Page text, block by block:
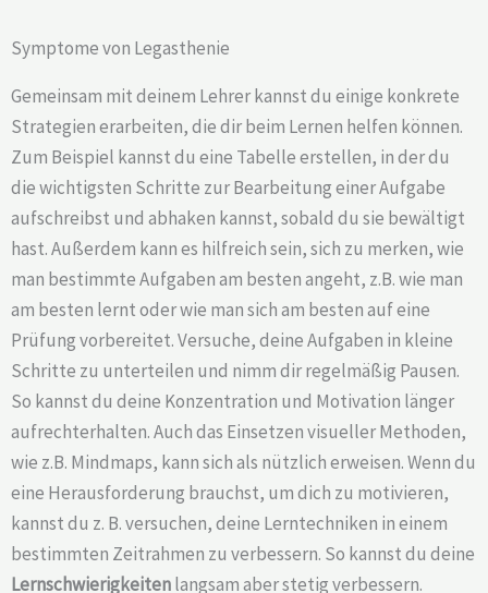
Symptome von Legasthenie
Gemeinsam mit deinem Lehrer kannst du einige konkrete
Strategien erarbeiten, die dir beim Lernen helfen können.
Zum Beispiel kannst du eine Tabelle erstellen, in der du
die wichtigsten Schritte zur Bearbeitung einer Aufgabe
aufschreibst und abhaken kannst, sobald du sie bewältigt
hast. Außerdem kann es hilfreich sein, sich zu merken, wie
man bestimmte Aufgaben am besten angeht, z.B. wie man
am besten lernt oder wie man sich am besten auf eine
Prüfung vorbereitet. Versuche, deine Aufgaben in kleine
Schritte zu unterteilen und nimm dir regelmäßig Pausen.
So kannst du deine Konzentration und Motivation länger
aufrechterhalten. Auch das Einsetzen visueller Methoden,
wie z.B. Mindmaps, kann sich als nützlich erweisen. Wenn du
eine Herausforderung brauchst, um dich zu motivieren,
kannst du z. B. versuchen, deine Lerntechniken in einem
bestimmten Zeitrahmen zu verbessern. So kannst du deine
Lernschwierigkeitenlangsam aber stetig verbessern.